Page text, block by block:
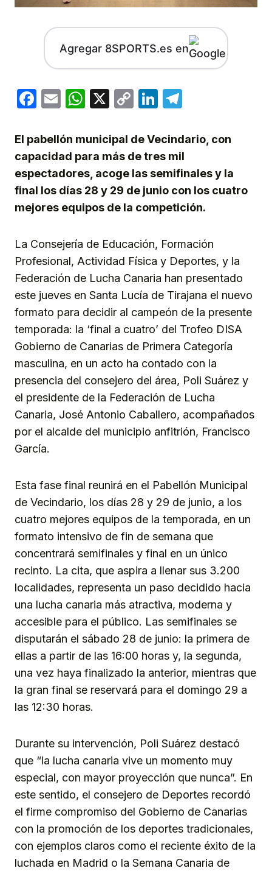
Agregar 8SPORTS.es en
Facebook
EmailWhatsApp
X
CopyLinkedIn
El pabellón municipal de Vecindario, con
capacidad para más de tres mil
espectadores, acoge las semifinales y la
final los días 28 y 29 de junio con los cuatro
mejores equipos de la competición.
La Consejería de Educación, Formación
Profesional, Actividad Física y Deportes, y la
Federación de Lucha Canaria han presentado
este jueves en Santa Lucía de Tirajana el nuevo
formato para decidir al campeón de la presente
temporada: la ‘final a cuatro’ del Trofeo DISA
Gobierno de Canarias de Primera Categoría
masculina, en un acto ha contado con la
presencia del consejero del área, Poli Suárez y
el presidente de la Federación de Lucha
Canaria, José Antonio Caballero, acompañados
por el alcalde del municipio anfitrión, Francisco
García.
Esta fase final reunirá en el Pabellón Municipal
de Vecindario, los días 28 y 29 de junio, a los
cuatro mejores equipos de la temporada, en un
formato intensivo de fin de semana que
concentrará semifinales y final en un único
recinto. La cita, que aspira a llenar sus 3.200
localidades, representa un paso decidido hacia
una lucha canaria más atractiva, moderna y
accesible para el público. Las semifinales se
disputarán el sábado 28 de junio: la primera de
ellas a partir de las 16:00 horas y, la segunda,
una vez haya finalizado la anterior, mientras que
la gran final se reservará para el domingo 29 a
las 12:30 horas.
Durante su intervención, Poli Suárez destacó
que “la lucha canaria vive un momento muy
especial, con mayor proyección que nunca”. En
este sentido, el consejero de Deportes recordó
el firme compromiso del Gobierno de Canarias
con la promoción de los deportes tradicionales,
con ejemplos claros como el reciente éxito de la
luchada en Madrid o la Semana Canaria de